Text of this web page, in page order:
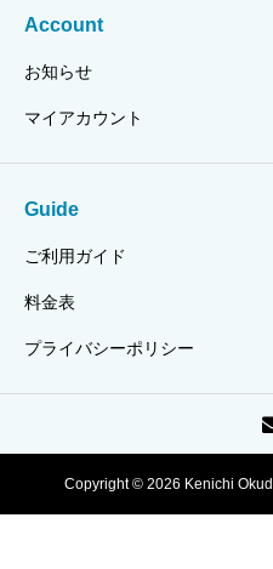
Account
お知らせ
マイアカウント
Guide
ご利用ガイド
料金表
プライバシーポリシー
Copyright © 2026 Kenichi